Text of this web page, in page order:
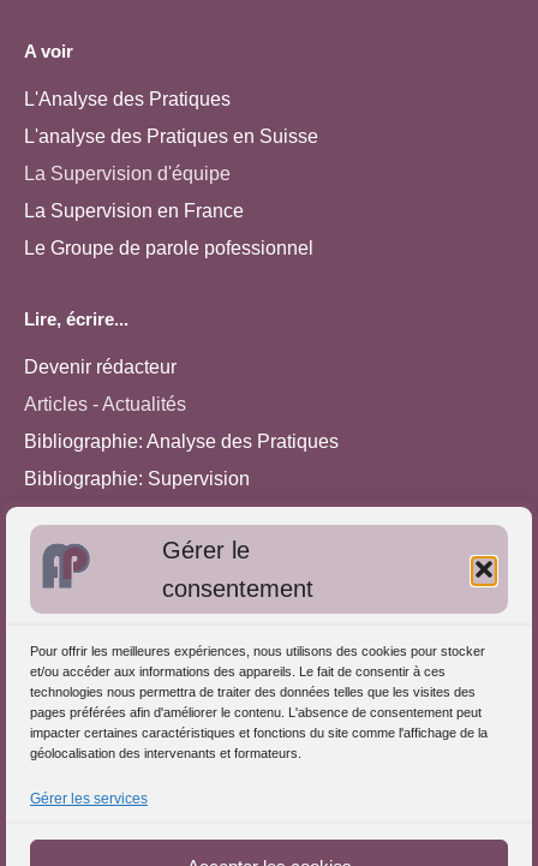
Gérer le
consentement
Pour offrir les meilleures expériences, nous utilisons des cookies pour stocker
et/ou accéder aux informations des appareils. Le fait de consentir à ces
technologies nous permettra de traiter des données telles que les visites des
pages préférées afin d'améliorer le contenu. L'absence de consentement peut
impacter certaines caractéristiques et fonctions du site comme l'affichage de la
géolocalisation des intervenants et formateurs.
Gérer les services
A voir
L'Analyse des Pratiques
L'analyse des Pratiques en Suisse
La Supervision d'équipe
La Supervision en France
Le Groupe de parole pofessionnel
Lire, écrire...
Devenir rédacteur
Articles - Actualités
Bibliographie: Analyse des Pratiques
Bibliographie: Supervision
Approches de l'Analyse des pratiques
S'inscrire dans l'Annuaire
Publiez vos formations
Charte déontologique